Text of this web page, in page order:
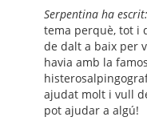
Serpentina ha escrit:
tema perquè, tot i
de dalt a baix per
havia amb la
ajudat molt i vull
pot ajudar a algú!